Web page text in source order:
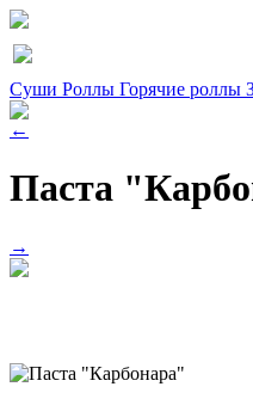
Суши Роллы Горячие роллы
←
Паста
→